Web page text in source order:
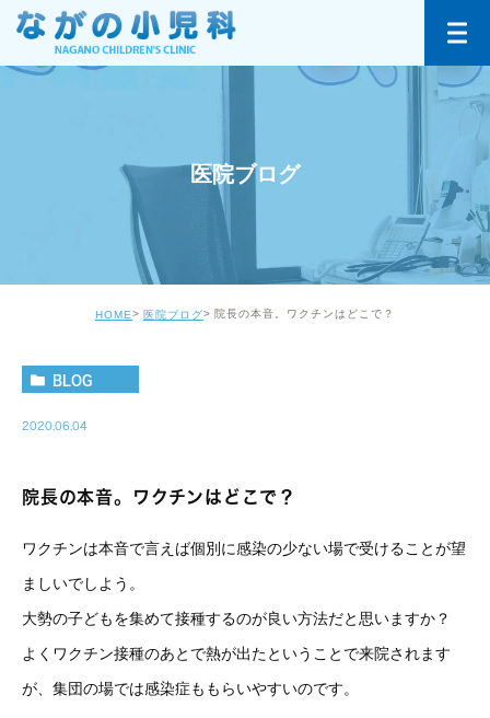
医院ブログ
HOME 医院ブログ 院長の本音。ワクチンはどこで？
BLOG
2020.06.04
院長の本音。ワクチンはどこで？
ワクチンは本音で言えば個別に感染の少ない場で受けることが望
ましいでしよう。
大勢の子どもを集めて接種するのが良い方法だと思いますか？
よくワクチン接種のあとで熱が出たということで来院されます
が、集団の場では感染症ももらいやすいのです。